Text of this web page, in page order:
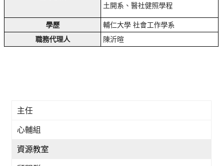
土開系、醫社健照學程
學歷
輔仁大學 社會工作學系
職務代理人
陳沂暄
主任
心輔組
資源教室